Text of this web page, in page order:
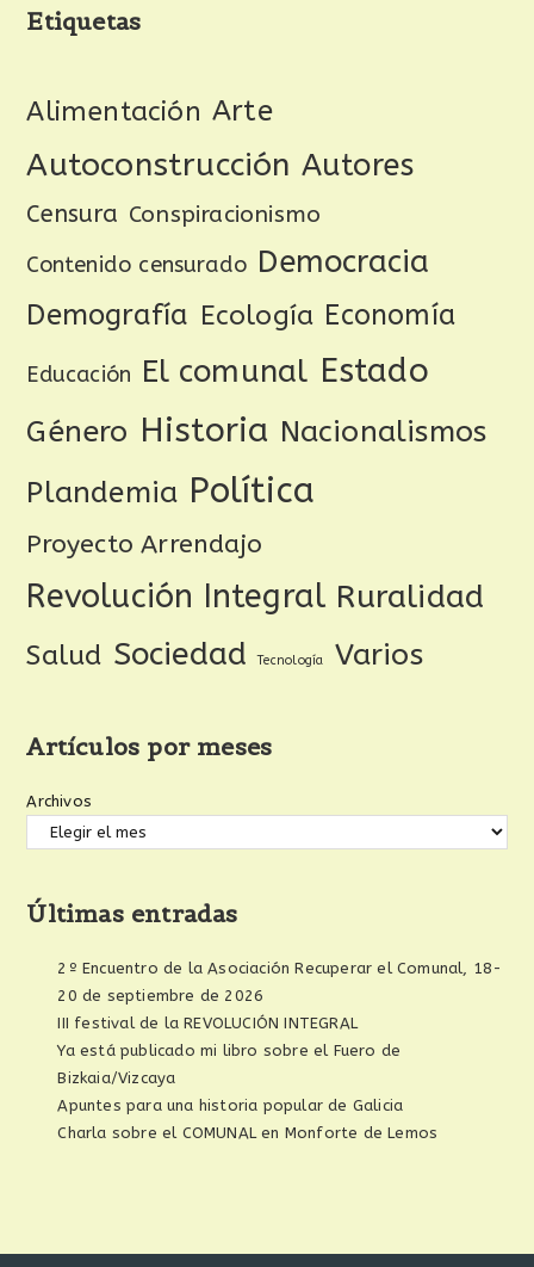
Etiquetas
Alimentación Arte
Autoconstrucción Autores
Censura Conspiracionismo
Contenido censurado Democracia
Demografía Ecología Economía
Educación El comunal Estado
Género Historia Nacionalismos
Plandemia Política
Proyecto Arrendajo
Revolución Integral Ruralidad
Salud Sociedad Tecnología Varios
Artículos por meses
Archivos
Últimas entradas
2º Encuentro de la Asociación Recuperar el Comunal, 18-
20 de septiembre de 2026
III festival de la REVOLUCIÓN INTEGRAL
Ya está publicado mi libro sobre el Fuero de
Bizkaia/Vizcaya
Apuntes para una historia popular de Galicia
Charla sobre el COMUNAL en Monforte de Lemos